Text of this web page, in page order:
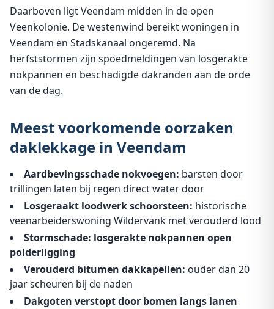
Daarboven ligt Veendam midden in de open
Veenkolonie. De westenwind bereikt woningen in
Veendam en Stadskanaal ongeremd. Na
herfststormen zijn spoedmeldingen van losgerakte
nokpannen en beschadigde dakranden aan de orde
van de dag.
Meest voorkomende oorzaken
daklekkage in Veendam
Aardbevingsschade nokvoegen: barsten door
trillingen laten bij regen direct water door
Losgeraakt loodwerk schoorsteen: historische
veenarbeiderswoning Wildervank met verouderd lood
Stormschade: losgerakte nokpannen open
polderligging
Verouderd bitumen dakkapellen: ouder dan 20
jaar scheuren bij de naden
Dakgoten verstopt door bomen langs lanen